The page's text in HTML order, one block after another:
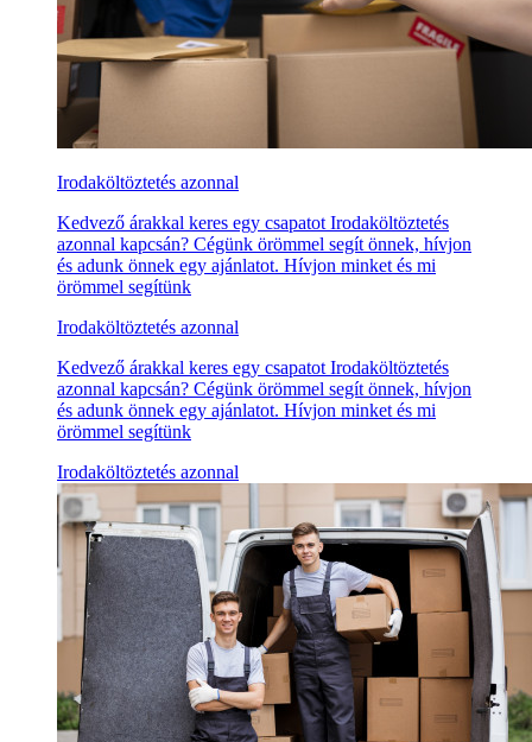
Irodaköltöztetés azonnal
Kedvező árakkal keres egy csapatot Irodaköltöztetés
azonnal kapcsán? Cégünk örömmel segít önnek, hívjon
és adunk önnek egy ajánlatot. Hívjon minket és mi
örömmel segítünk
Irodaköltöztetés azonnal
Kedvező árakkal keres egy csapatot Irodaköltöztetés
azonnal kapcsán? Cégünk örömmel segít önnek, hívjon
és adunk önnek egy ajánlatot. Hívjon minket és mi
örömmel segítünk
Irodaköltöztetés azonnal